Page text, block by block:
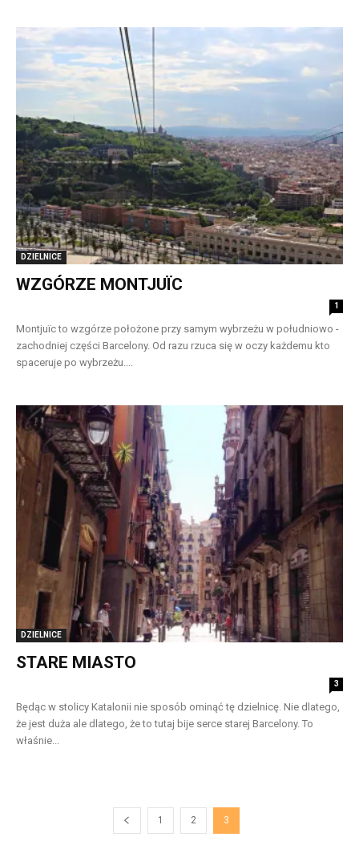
DZIELNICE
WZGÓRZE MONTJUÏC
1
Montjuïc to wzgórze położone przy samym wybrzeżu w południowo -
zachodniej części Barcelony. Od razu rzuca się w oczy każdemu kto
spaceruje po wybrzeżu....
DZIELNICE
STARE MIASTO
3
Będąc w stolicy Katalonii nie sposób ominąć tę dzielnicę. Nie dlatego,
że jest duża ale dlatego, że to tutaj bije serce starej Barcelony. To
właśnie...
1 2 3